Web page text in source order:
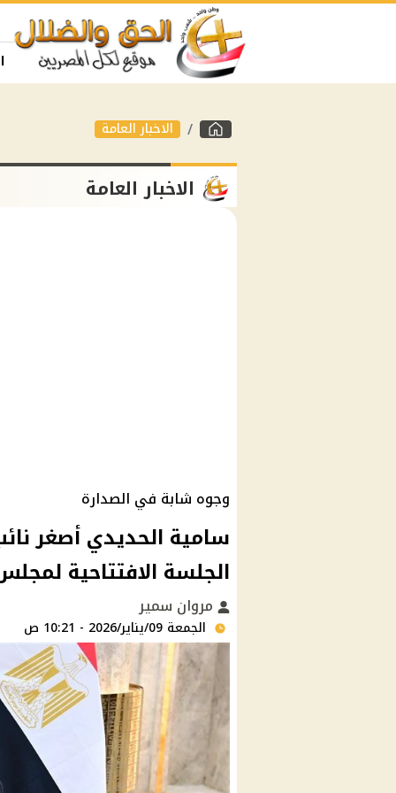
الاخبار العامة
الاخبار العامة
وجوه شابة في الصدارة
الجلسة الافتتاحية
مروان سمير
الجمعة 09/يناير/2026 - 10:21 ص